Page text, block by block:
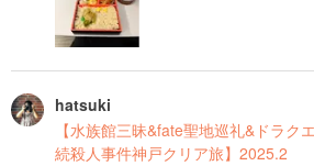
hatsuki
【水族館三昧&fate聖地巡礼&ドラク
続殺人事件神戸クリア旅】2025.2